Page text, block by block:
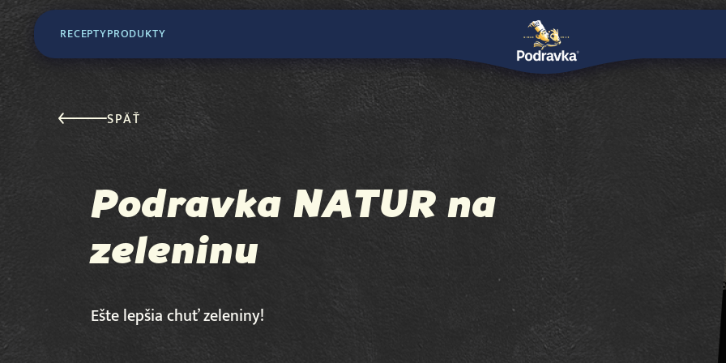
RECEPTYPRODUKTY
SPÄŤ
Podravka NATUR na
zeleninu
Ešte lepšia chuť zeleniny!